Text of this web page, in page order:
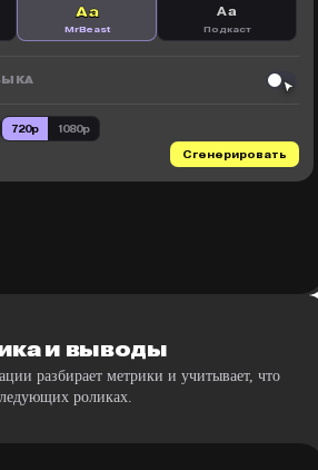
Aa
MrBeast
Aa
Подкаст
720p 1080p
Сборка ролика…
и выводы
разбирает метрики и учитывает, что
роликах.